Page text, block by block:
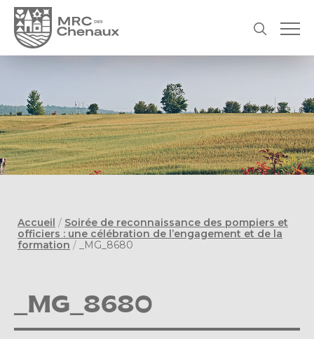
Accueil / Soirée de reconnaissance des pompiers et
officiers : une célébration de l’engagement et de la
formation / _MG_8680
_MG_8680